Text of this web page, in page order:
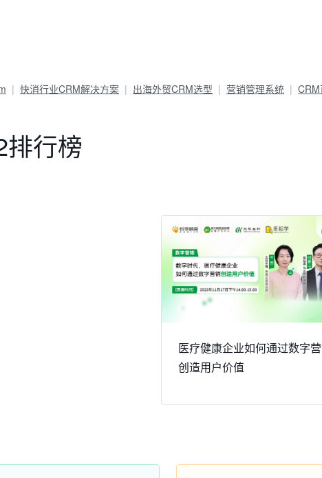
快消行业CRM解决方案 出海外贸CRM选型 营销管理系统
行榜
医疗健康企业如何通过数字
创造用户价值